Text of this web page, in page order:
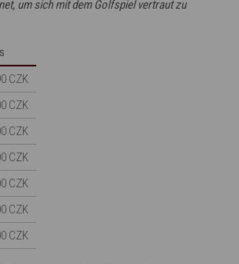
um sich mit dem Golfspiel vertraut zu
CZK
CZK
CZK
CZK
CZK
CZK
CZK